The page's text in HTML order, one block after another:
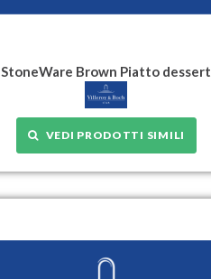
StoneWare Brown Piatto dessert
VEDI PRODOTTI SIMILI